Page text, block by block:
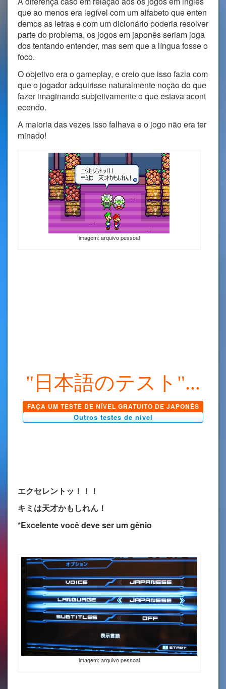
que ao menos era legível com um alfabeto que enten
demos as letras e com um dicionário poderia resolver
parte do problema, os jogos em japonês seriam joga
dos tentando entender, mas sem que a língua fosse o
foco.
O objetivo era o gameplay, e creio que isso fazia com
que o jogador adquirisse naturalmente noção do que
fazer imaginando subjetivamente o que estava acont
ecendo.
A maioria das vezes isso falhava e o jogo não era ter
minado!
imagem: arquivo pessoal
"日本語のテスト"...
FAÇA UM TESTE DE NÍVEL GRATUITO DE JAPONÊS
Outros testes de nível
エクセレントッ！！！
キミは天才かもしれん！
*Excelente você deve ser um gênio
imagem: arquivo pessoal